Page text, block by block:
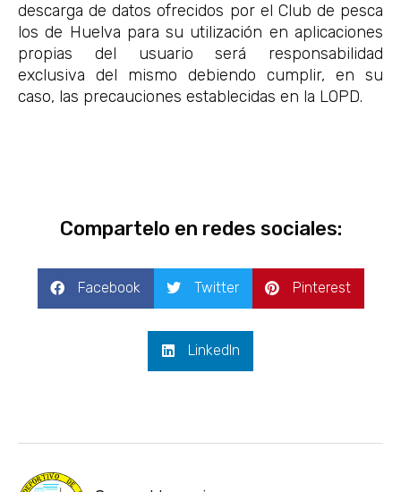
descarga de datos ofrecidos por el Club de pesca
los de Huelva para su utilización en aplicaciones
propias del usuario será responsabilidad
exclusiva del mismo debiendo cumplir, en su
caso, las precauciones establecidas en la LOPD.
Compartelo en redes sociales:
Facebook Twitter Pinterest
LinkedIn